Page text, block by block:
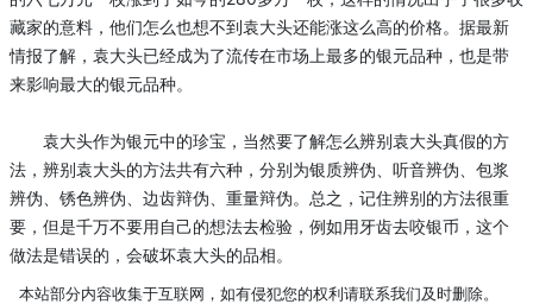
藏家的意料，他们怎么也想不到袁大头还能涨这么高的价格。据最新
情报了解，袁大头已经成为了流传在市场上最多的银元品种，也是带
来影响最大的银元品种。
袁大头作为银元中的珍宝，当然要了解怎么辨别袁大头真假的方
法，辨别袁大头的方法共有六种，分别为银质辨伪、听音辨伪、包浆
辨伪、锈色辨伪、边齿辩伪、重量辩伪。总之，记住辨别的方法很重
要，但是千万不要用自己的想法去检验，例如用牙齿去咬银币，这个
做法是错误的，会破坏袁大头的品相。
本站部分内容收集于互联网，如有侵犯您的权利请联系我们及时删除。